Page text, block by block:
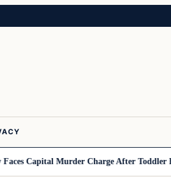
Capital Murder Charge After Toddler